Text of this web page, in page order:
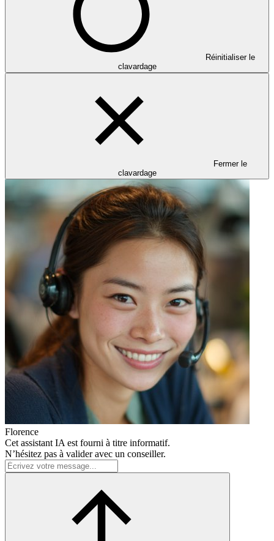
Réinitialiser le
clavardage
Fermer le
clavardage
Florence
Cet assistant IA est fourni à titre informatif.
N’hésitez pas à valider avec un conseiller.